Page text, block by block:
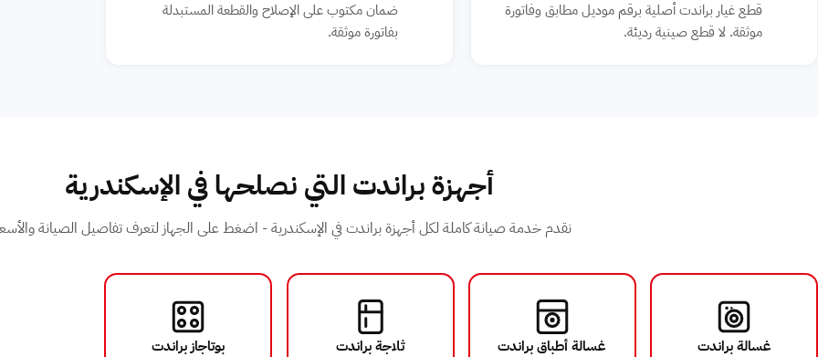
قطع غيار براندت أصلية برقم موديل مطابق وفاتورة
موثقة. لا قطع صينية رديئة.
ضمان مكتوب على الإصلاح والقطعة المستبدلة
بفاتورة موثقة.
أجهزة براندت التي نصلحها في الإسكندرية
نقدم خدمة صيانة كاملة لكل أجهزة براندت في الإسكندرية - اضغط على الجهاز لتعرف تفاصيل الصيانة
غسالة براندت غسالة أطباق براندت ثلاجة براندت بوتاجاز براندت